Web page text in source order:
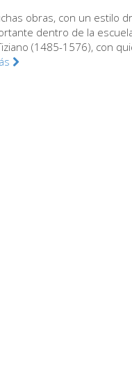
obras, con un estilo
dentro de la
(1485-1576), con